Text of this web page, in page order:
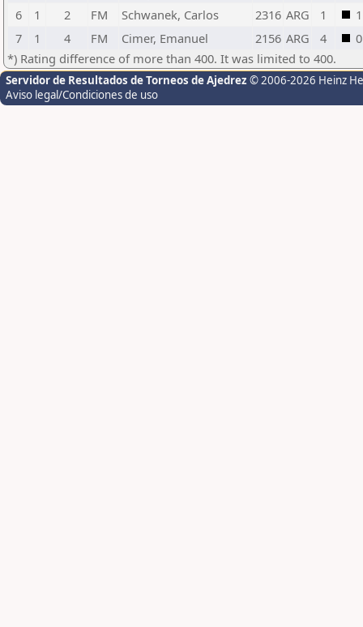
6
1 2 FM Schwanek, Carlos 2316 ARG 1
1
7
1 4 FM Cimer, Emanuel 2156 ARG 4
0
*) Rating difference of more than 400. It was limited to 400.
Servidor de Resultados de Torneos de Ajedrez © 2006-2026 Heinz
Aviso legal/Condiciones de uso